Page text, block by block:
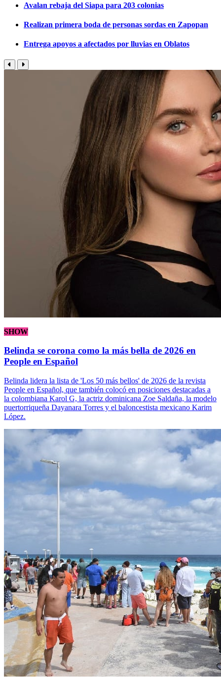
Avalan rebaja del Siapa para 203 colonias
Realizan primera boda de personas sordas en Zapopan
Entrega apoyos a afectados por lluvias en Oblatos
SHOW
Belinda se corona como la más bella de 2026 en
People en Español
Belinda lidera la lista de 'Los 50 más bellos' de 2026 de la revista
People en Español, que también colocó en posiciones destacadas a
la colombiana Karol G, la actriz dominicana Zoe Saldaña, la modelo
puertorriqueña Dayanara Torres y el baloncestista mexicano Karim
López.